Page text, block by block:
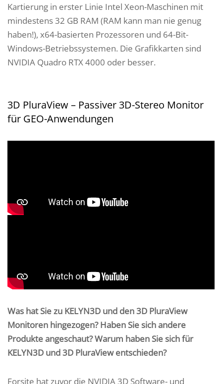
Kartierung in erster Linie Intel Xeon-Maschinen mit
mindestens 32 GB RAM (RAM kann man nie genug
haben!), x64-basierten Prozessoren und 64-Bit-
Windows-Betriebssystemen. Die Grafikkarten sind
NVIDIA Quadro RTX 4000 oder besser.
3D PluraView – Passiver 3D-Stereo Monitor
für GEO-Anwendungen
Was hat Sie zu KELYN3D und den 3D PluraView
Monitoren hingezogen? Haben Sie sich andere
Produkte angeschaut? Warum haben Sie sich für
KELYN3D und 3D PluraView entschieden?
Forsite hat zuvor die NVIDIA 3D Software- und